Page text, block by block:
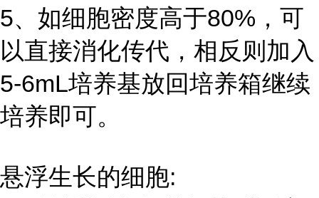
5、如细胞密度高于80%，可
以直接消化传代，相反则加入
5-6mL培养基放回培养箱继续
培养即可。
悬浮生长的细胞: